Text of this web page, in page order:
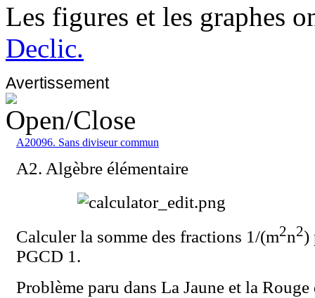
Les figures et les graphes
Declic.
Avertissement
A20096. Sans diviseur commun
A2. Algèbre élémentaire
Calculer la somme des fractions 1/(m2n2)
PGCD 1.
Problème paru dans La Jaune et la